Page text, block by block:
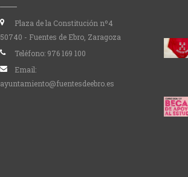
Plaza de la Constitución nº4
50740 - Fuentes de Ebro, Zaragoza
Teléfono: 976 169 100
Email:
ayuntamiento@fuentesdeebro.es